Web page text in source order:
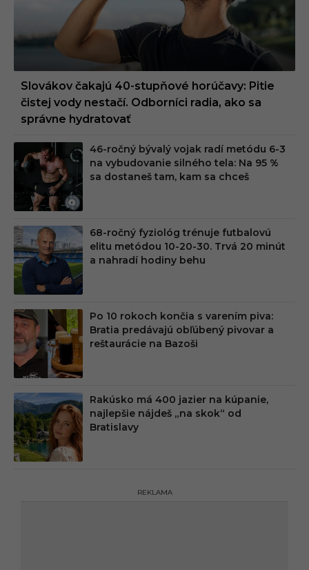
Slovákov čakajú 40-stupňové horúčavy: Pitie
čistej vody nestačí. Odborníci radia, ako sa
správne hydratovať
46-ročný bývalý vojak radí metódu 6-3
na vybudovanie silného tela: Na 95 %
sa dostaneš tam, kam sa chceš
68-ročný fyziológ trénuje futbalovú
elitu metódou 10-20-30. Trvá 20 minút
a nahradí hodiny behu
Po 10 rokoch končia s varením piva:
Bratia predávajú obľúbený pivovar a
reštaurácie na Bazoši
Rakúsko má 400 jazier na kúpanie,
najlepšie nájdeš „na skok“ od
Bratislavy
REKLAMA